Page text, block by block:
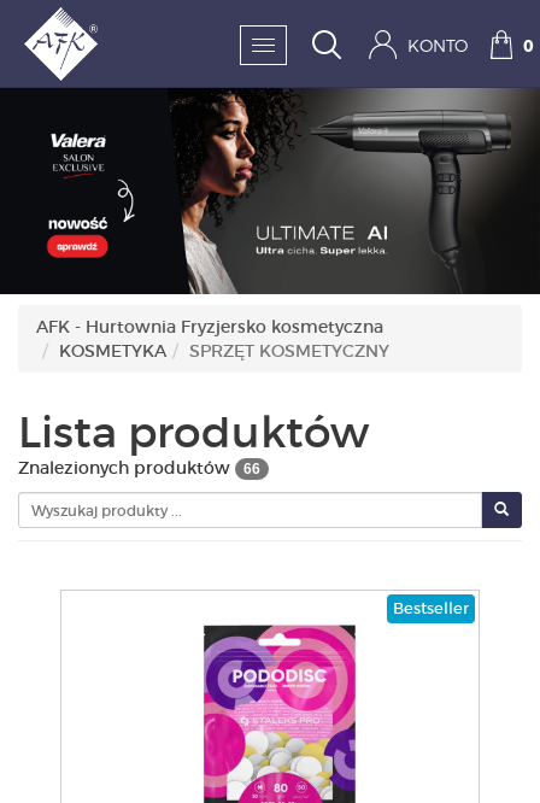
SKLEP:
FRYZJERSTWO
KOSMETYKA
HIGIENA I DEZYNFEKC
PAZNOKCIE
MĘŻCZYZNA
PRODUKTY
POLECAMY
SZKOLENIA
KONTAKT
KONTO 0
AFK - Hurtownia Fryzjersko kosmetyczna
KOSMETYKA
SPRZĘT KOSMETYCZNY
Lista produktów
Znalezionych produktów 66
Bestseller